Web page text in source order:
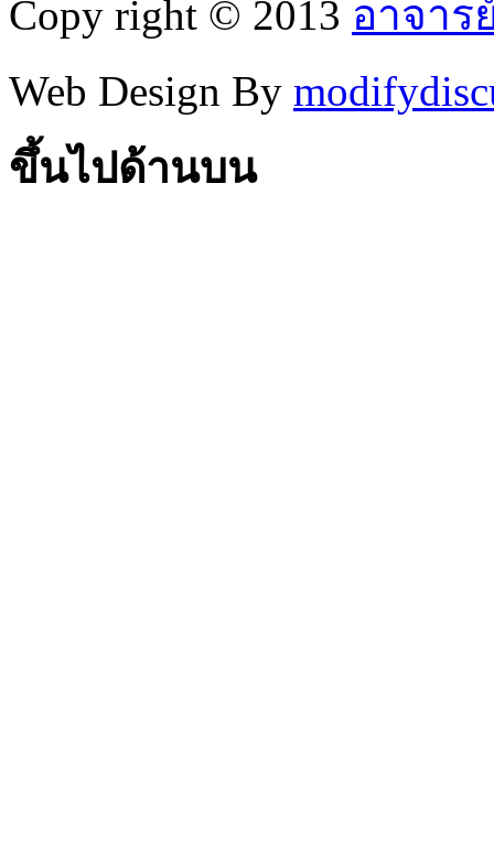
Copy right © 2013 อาจาร
Web Design By
ขึ้นไปด้านบน